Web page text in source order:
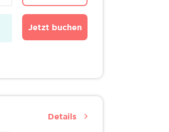
Jetzt buchen
Details